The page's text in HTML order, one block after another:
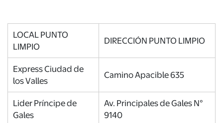
LOCAL PUNTO
LIMPIO
DIRECCIÓN PUNTO LIMPIO
Express Ciudad de
los Valles
Camino Apacible 635
Lider Príncipe de
Gales
Av. Principales de Gales N°
9140